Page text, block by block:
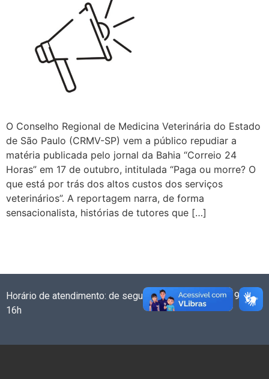
O Conselho Regional de Medicina Veterinária do Estado
de São Paulo (CRMV-SP) vem a público repudiar a
matéria publicada pelo jornal da Bahia “Correio 24
Horas” em 17 de outubro, intitulada “Paga ou morre? O
que está por trás dos altos custos dos serviços
veterinários”. A reportagem narra, de forma
sensacionalista, histórias de tutores que […]
Horário de atendimento: de segunda a sexta-feira das 9h às
16h